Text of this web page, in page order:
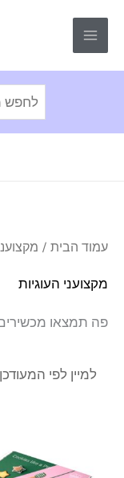
לתוכן
עמוד הבית /
מקצועני העוגיות
פה תמצאו